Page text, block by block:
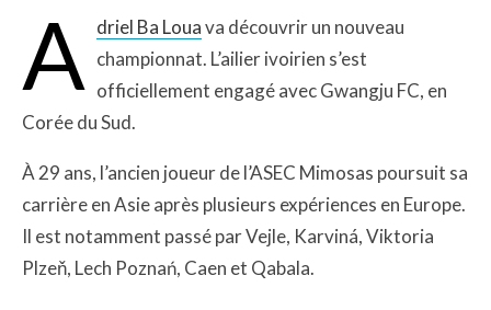
A driel Ba Louava découvrir un nouveau
championnat. L’ailier ivoirien s’est
officiellement engagé avec Gwangju FC, en
Corée du Sud.
À 29 ans, l’ancien joueur de l’ASEC Mimosas poursuit sa
carrière en Asie après plusieurs expériences en Europe.
Il est notamment passé par Vejle, Karviná, Viktoria
Plzeň, Lech Poznań, Caen et Qabala.